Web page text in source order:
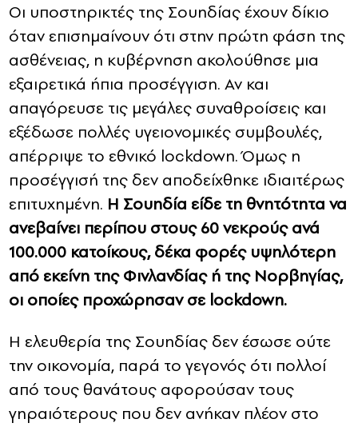
Οι υποστηρικτές της Σουηδίας έχουν δίκιο
όταν επισημαίνουν ότι στην πρώτη φάση της
ασθένειας, η κυβέρνηση ακολούθησε μια
εξαιρετικά ήπια προσέγγιση. Αν και
απαγόρευσε τις μεγάλες συναθροίσεις και
εξέδωσε πολλές υγειονομικές συμβουλές,
απέρριψε το εθνικό lockdown. Όμως η
προσέγγισή της δεν αποδείχθηκε ιδιαιτέρως
επιτυχημένη. Η Σουηδία είδε τη θνητότητα να
ανεβαίνει περίπου στους 60 νεκρούς ανά
100.000 κατοίκους, δέκα φορές υψηλότερη
από εκείνη της Φινλανδίας ή της Νορβηγίας,
οι οποίες προχώρησαν σε lockdown.
Η ελευθερία της Σουηδίας δεν έσωσε ούτε
την οικονομία, παρά το γεγονός ότι πολλοί
από τους θανάτους αφορούσαν τους
γηραιότερους που δεν ανήκαν πλέον στο